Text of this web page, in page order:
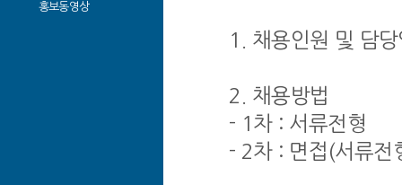
홍보동영상
1. 채용인원 및 담
2. 채용방법
- 1차 : 서류전형
- 2차 : 면접(서류전